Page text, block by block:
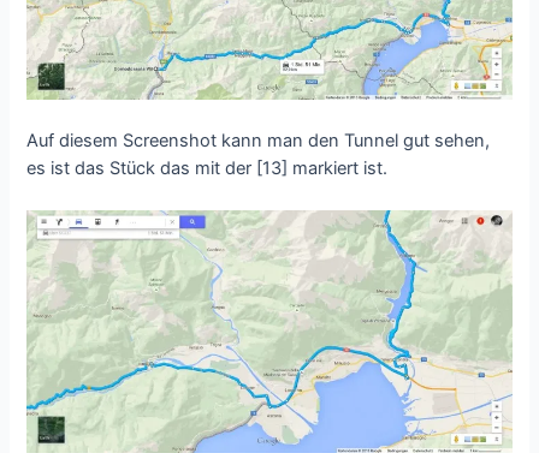
Auf diesem Screenshot kann man den Tunnel gut sehen,
es ist das Stück das mit der [13] markiert ist.